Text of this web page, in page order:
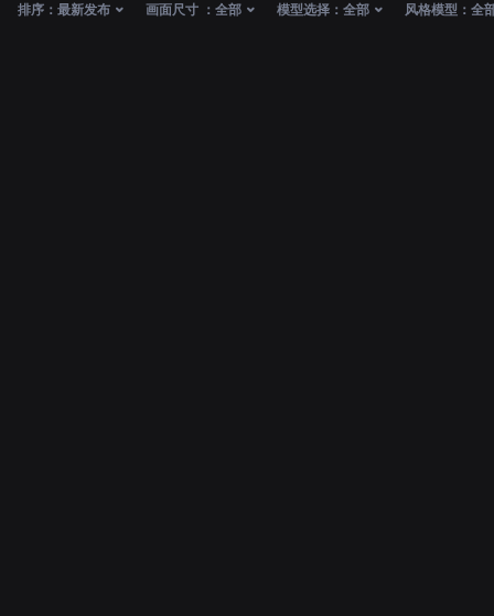
排序： 最新发布 画面尺寸 ： 全部 模型选择： 全部 风格模型： 全